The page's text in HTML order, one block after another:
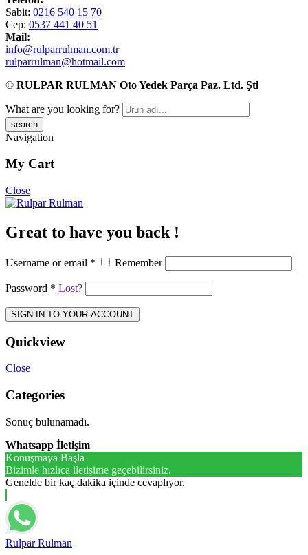
Sabit: 0216 540 15 70
Cep: 0537 441 40 51
Mail:
info@rulparrulman.com.tr
rulparrulman@hotmail.com
© RULPAR RULMAN Oto Yedek Parça Paz. Ltd. Şti
What are you looking for?
Navigation
My Cart
Close
Great to have you back !
Username or email * Remember
Password * Lost?
SIGN IN TO YOUR ACCOUNT
Quickview
Close
Categories
Sonuç bulunamadı.
Whatsapp İletişim
Konuşmaya Başla
Bizimle hızlıca iletişime geçebilirsiniz.
Genelde bir kaç dakika içinde cevaplıyor.
Rulpar Rulman